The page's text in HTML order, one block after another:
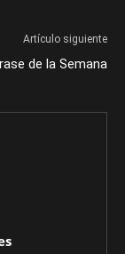
Artículo siguiente
de la Semana